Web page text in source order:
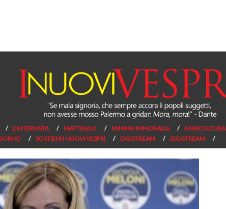
L’INTERVISTA MATTINALE MINIMA IMMORALIA AGRICOLTURA
SOSTIENI I NUOVI VESPRI DIGISTREAM DIGISTREAM